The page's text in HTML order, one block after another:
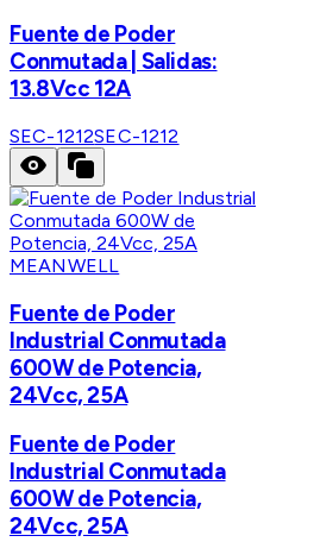
Fuente de Poder
Conmutada | Salidas:
13.8Vcc 12A
SEC-1212SEC-1212
MEANWELL
Fuente de Poder
Industrial Conmutada
600W de Potencia,
24Vcc, 25A
Fuente de Poder
Industrial Conmutada
600W de Potencia,
24Vcc, 25A